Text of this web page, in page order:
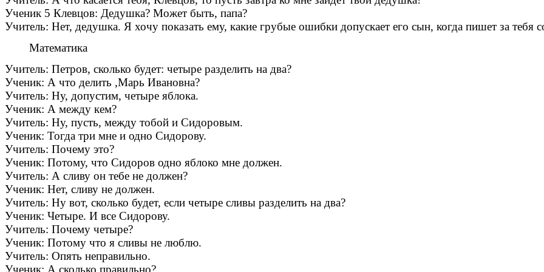
Ученик 5 Клевцов: Дедушка? Может быть, папа?
Учитель: Нет, дедушка. Я хочу показать ему, какие грубые ошибки допускает его сын, когда пишет за тебя
Математика
Учитель: Петров, сколько будет: четыре разделить на два?
Ученик: А что делить ,Марь Ивановна?
Учитель: Ну, допустим, четыре яблока.
Ученик: А между кем?
Учитель: Ну, пусть, между тобой и Сидоровым.
Ученик: Тогда три мне и одно Сидорову.
Учитель: Почему это?
Ученик: Потому, что Сидоров одно яблоко мне должен.
Учитель: А сливу он тебе не должен?
Ученик: Нет, сливу не должен.
Учитель: Ну вот, сколько будет, если четыре сливы разделить на два?
Ученик: Четыре. И все Сидорову.
Учитель: Почему четыре?
Ученик: Потому что я сливы не люблю.
Учитель: Опять неправильно.